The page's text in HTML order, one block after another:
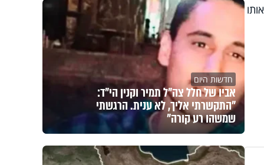
חדשות היום
אביו של חלל צה"ל תמיר וקנין הי"ד:
"התקשרתי אליך, לא ענית. הרגשתי
שמשהו רע קורה"